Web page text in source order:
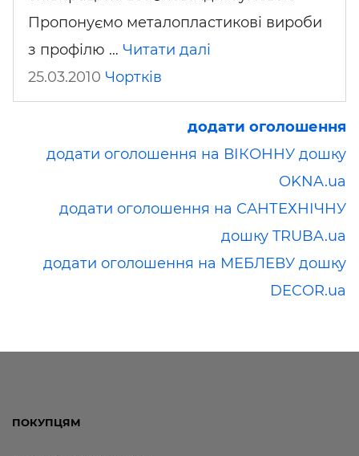
Пропонуємо металопластикові вироби
з профілю … Читати далі
25.03.2010 Чортків
додати оголошення
додати оголошення на ВІКОННУ дошку
OKNA.ua
додати оголошення на САНТЕХНІЧНУ
дошку TRUBA.ua
додати оголошення на МЕБЛЕВУ дошку
DECOR.ua
ПОКУПЦЯМ